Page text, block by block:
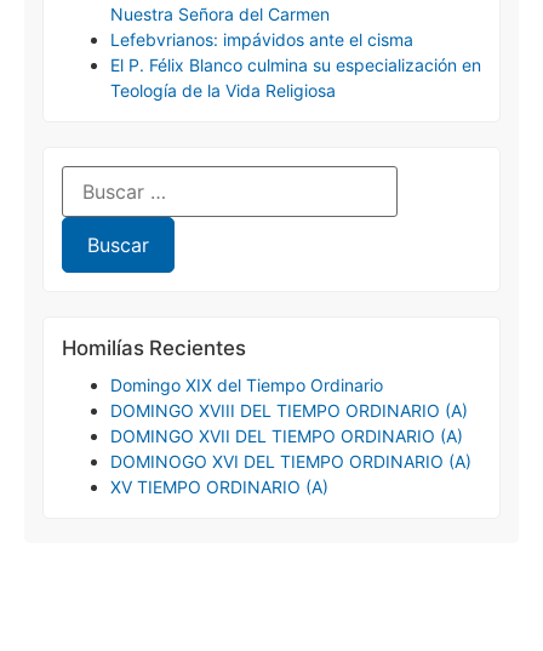
Nuestra Señora del Carmen
Lefebvrianos: impávidos ante el cisma
El P. Félix Blanco culmina su especialización en
Teología de la Vida Religiosa
Homilías Recientes
Domingo XIX del Tiempo Ordinario
DOMINGO XVIII DEL TIEMPO ORDINARIO (A)
DOMINGO XVII DEL TIEMPO ORDINARIO (A)
DOMINOGO XVI DEL TIEMPO ORDINARIO (A)
XV TIEMPO ORDINARIO (A)